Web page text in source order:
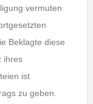
vermuten
Beklagte diese
ihres
ist
zu geben.